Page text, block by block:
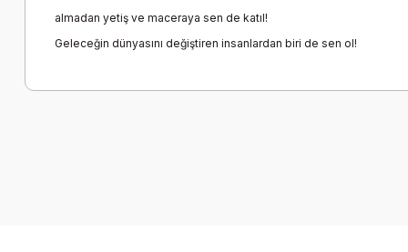
almadan yetiş ve maceraya sen de katıl!
Geleceğin dünyasını değiştiren insanlardan biri de sen ol!